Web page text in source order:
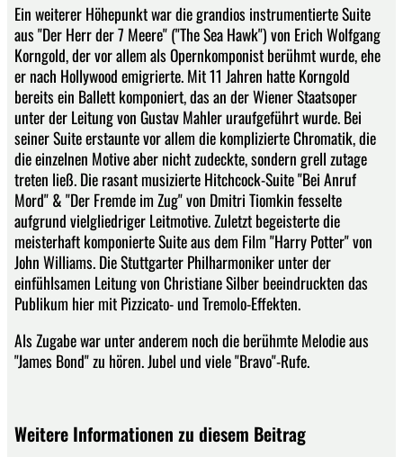
Ein weiterer Höhepunkt war die grandios instrumentierte Suite
aus "Der Herr der 7 Meere" ("The Sea Hawk") von Erich Wolfgang
Korngold, der vor allem als Opernkomponist berühmt wurde, ehe
er nach Hollywood emigrierte. Mit 11 Jahren hatte Korngold
bereits ein Ballett komponiert, das an der Wiener Staatsoper
unter der Leitung von Gustav Mahler uraufgeführt wurde. Bei
seiner Suite erstaunte vor allem die komplizierte Chromatik, die
die einzelnen Motive aber nicht zudeckte, sondern grell zutage
treten ließ. Die rasant musizierte Hitchcock-Suite "Bei Anruf
Mord" & "Der Fremde im Zug" von Dmitri Tiomkin fesselte
aufgrund vielgliedriger Leitmotive. Zuletzt begeisterte die
meisterhaft komponierte Suite aus dem Film "Harry Potter" von
John Williams. Die Stuttgarter Philharmoniker unter der
einfühlsamen Leitung von Christiane Silber beeindruckten das
Publikum hier mit Pizzicato- und Tremolo-Effekten.
Als Zugabe war unter anderem noch die berühmte Melodie aus
"James Bond" zu hören. Jubel und viele "Bravo"-Rufe.
Weitere Informationen zu diesem Beitrag